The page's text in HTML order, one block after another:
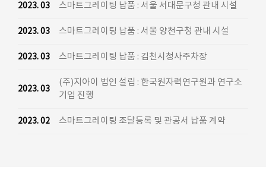
2023. 03 스마트그레이팅 납품 : 서울 서대문구청 관내 시설
2023. 03 스마트그레이팅 납품 : 서울 양천구청 관내 시설
2023. 03 스마트그레이팅 납품 : 김천시청사주차장
2023. 03
(주)지아이 법인 설립 : 한국원자력연구원과 연구소
기업 진행
2023. 02 스마트그레이팅 조달등록 및 관공서 납품 계약